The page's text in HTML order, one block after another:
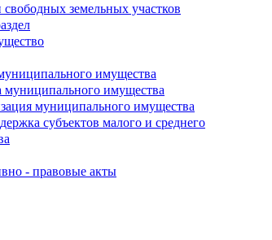
земельных участков
имущества
имущества
муниципального имущества
субъектов малого и среднего
- правовые акты